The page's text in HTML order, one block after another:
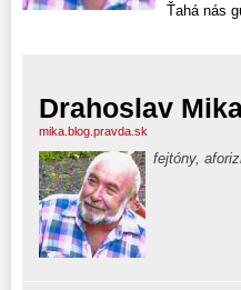
Ťahá nás
Drahoslav
mika.blog.pravda.sk
fejtóny,